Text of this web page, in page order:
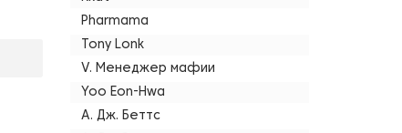
Pharmama
Tony Lonk
V. Менеджер мафии
Yoo Eon-Hwa
А. Дж. Беттс